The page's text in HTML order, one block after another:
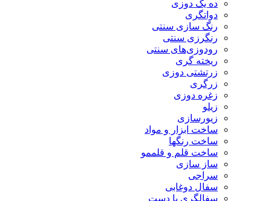
ده یک دوزی
دواتگری
رنگ سازی سنتی
رنگرزی سنتی
رودوزی‌های سنتی
ریخته گری
زرتشتی دوزی
زرگری
زغره دوزی
زیلو
زیورسازی
ساخت ابزار و مواد
ساخت رنگها
ساخت قلم و قلممو
ساز سازی
سراجی
سفال دوغابی
سفالگری با دست